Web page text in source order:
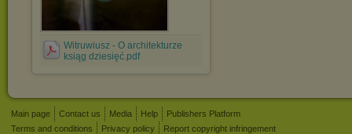
Witruwiusz - O architekturze
ksiąg dziesięć.pdf
Main page Contact us Media Help
Publishers Platform
Terms and conditions
Privacy policy Report copyright infringement